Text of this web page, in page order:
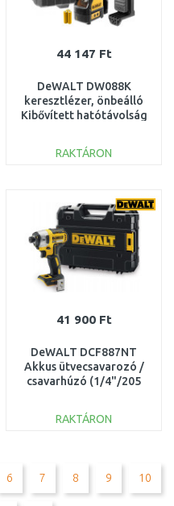
44 147 Ft
DeWALT DW088K
keresztlézer, önbeálló
Kibővített hatótávolság
RAKTÁRON
Összehasonlítás
41 900 Ft
DeWALT DCF887NT
Akkus ütvecsavarozó /
csavarhúzó (1/4"/205
nélkül) TSTAK
RAKTÁRON
Összehasonlítás
6 7 8 9 10